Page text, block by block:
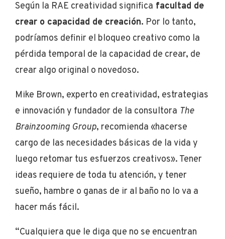
Según la RAE creatividad significa facultad de
crear o capacidad de creación. Por lo tanto,
podríamos definir el bloqueo creativo como la
pérdida temporal de la capacidad de crear, de
crear algo original o novedoso.
Mike Brown, experto en creatividad, estrategias
e innovación y fundador de la consultora The
Brainzooming Group, recomienda «hacerse
cargo de las necesidades básicas de la vida y
luego retomar tus esfuerzos creativos». Tener
ideas requiere de toda tu atención, y tener
sueño, hambre o ganas de ir al baño no lo va a
hacer más fácil.
“Cualquiera que le diga que no se encuentran